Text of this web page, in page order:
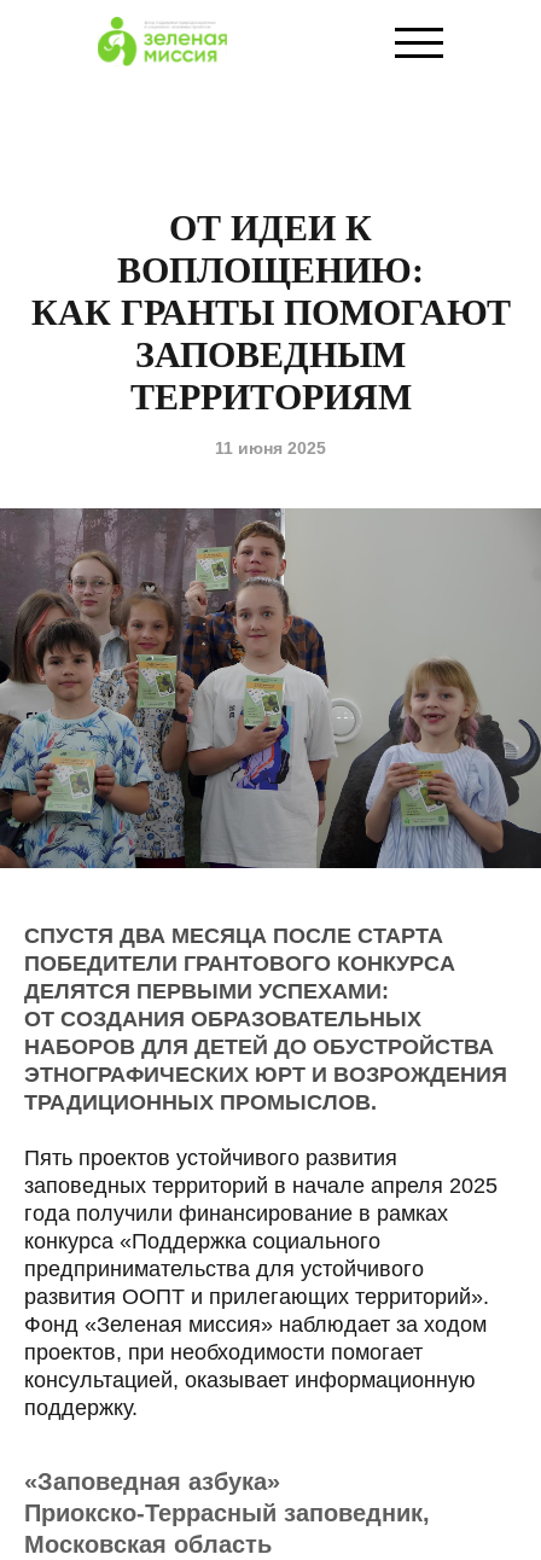
ОТ ИДЕИ К
ВОПЛОЩЕНИЮ:
КАК ГРАНТЫ ПОМОГАЮТ
ЗАПОВЕДНЫМ
ТЕРРИТОРИЯМ
11 июня 2025
СПУСТЯ ДВА МЕСЯЦА ПОСЛЕ СТАРТА
ПОБЕДИТЕЛИ ГРАНТОВОГО КОНКУРСА
ДЕЛЯТСЯ ПЕРВЫМИ УСПЕХАМИ:
ОТ СОЗДАНИЯ ОБРАЗОВАТЕЛЬНЫХ
НАБОРОВ ДЛЯ ДЕТЕЙ ДО ОБУСТРОЙСТВА
ЭТНОГРАФИЧЕСКИХ ЮРТ И ВОЗРОЖДЕНИЯ
ТРАДИЦИОННЫХ ПРОМЫСЛОВ.
Пять проектов устойчивого развития
заповедных территорий в начале апреля 2025
года получили финансирование в рамках
конкурса «Поддержка социального
предпринимательства для устойчивого
развития ООПТ и прилегающих территорий».
Фонд «Зеленая миссия» наблюдает за ходом
проектов, при необходимости помогает
консультацией, оказывает информационную
поддержку.
«Заповедная азбука»
Приокско-Террасный заповедник,
Московская область